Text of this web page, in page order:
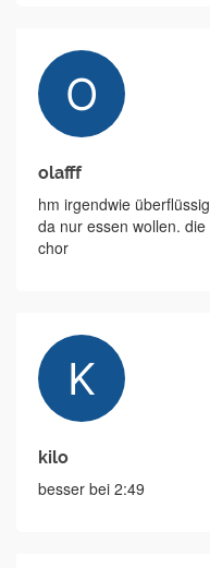
olafff
hm irgendwie
da nur essen wollen.
chor
kilo
besser bei 2:49